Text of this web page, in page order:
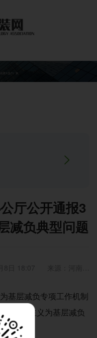
厅公开通报3
减负典型问题
基层减负专项工作机制
治形式主义为基层减负